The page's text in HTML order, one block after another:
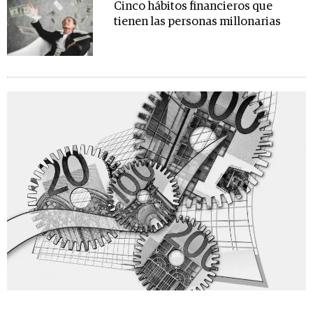
Cinco hábitos financieros que
tienen las personas millonarias